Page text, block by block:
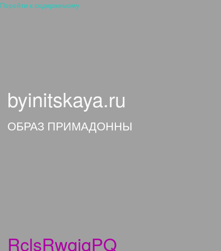
Перейти к содержимому
byinitskaya.ru
ОБРАЗ ПРИМАДОННЫ
RclsRwqiqPQ